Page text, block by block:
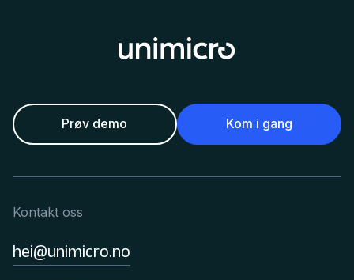
Prøv demo Kom i gang
Kontakt oss
hei@unimicro.no